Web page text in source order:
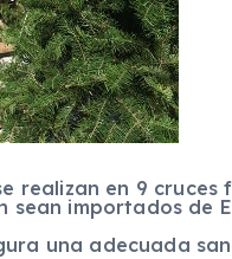
realizan en 9
sean importados de
una adecuada